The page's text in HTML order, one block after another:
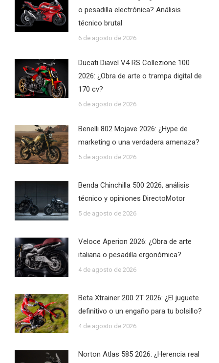
o pesadilla electrónica? Análisis
técnico brutal
6 de agosto de 2026
Ducati Diavel V4 RS Collezione 100
2026: ¿Obra de arte o trampa digital de
170 cv?
6 de agosto de 2026
Benelli 802 Mojave 2026: ¿Hype de
marketing o una verdadera amenaza?
5 de agosto de 2026
Benda Chinchilla 500 2026, análisis
técnico y opiniones DirectoMotor
5 de agosto de 2026
Veloce Aperion 2026: ¿Obra de arte
italiana o pesadilla ergonómica?
4 de agosto de 2026
Beta Xtrainer 200 2T 2026: ¿El juguete
definitivo o un engaño para tu bolsillo?
4 de agosto de 2026
Norton Atlas 585 2026: ¿Herencia real